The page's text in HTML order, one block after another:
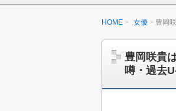
HOME 女優 豊岡
豊岡咲貴
噂・過去